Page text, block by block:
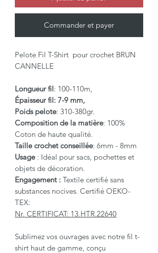
Commander et payer
Pelote Fil T-Shirt pour crochet BRUN
CANNELLE
Longueur fil: 100-110m,
Épaisseur fil: 7-9 mm,
Poids pelote: 310-380gr.
Composition de la matière: 100%
Coton de haute qualité.
Taille crochet conseillée: 6mm - 8mm
Usage : Idéal pour sacs, pochettes et
objets de décoration.
Engagement : Textile certifié sans
substances nocives. Certifié OEKO-
TEX:
Nr. CERTIFICAT: 13.HTR.22640
Sublimez vos ouvrages avec notre fil t-
shirt haut de gamme, conçu